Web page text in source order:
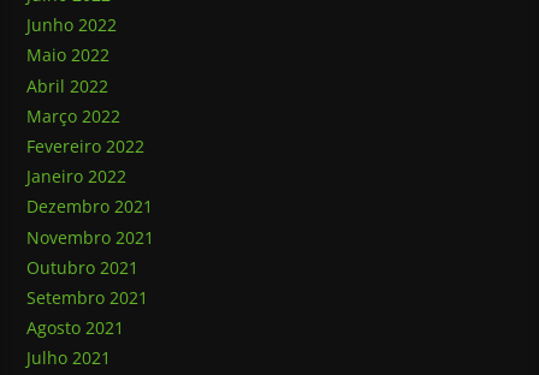
Junho 2022
Maio 2022
Abril 2022
Março 2022
Fevereiro 2022
Janeiro 2022
Dezembro 2021
Novembro 2021
Outubro 2021
Setembro 2021
Agosto 2021
Julho 2021